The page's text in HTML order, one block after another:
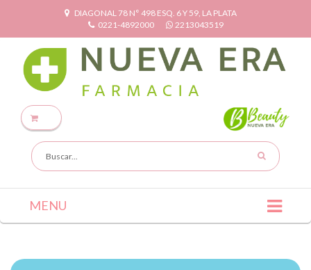
DIAGONAL 78 N° 498 ESQ. 6 Y 59, LA PLATA
0221-4892000
2213043519
MENU